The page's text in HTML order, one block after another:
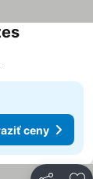
Zobraziť
ceny